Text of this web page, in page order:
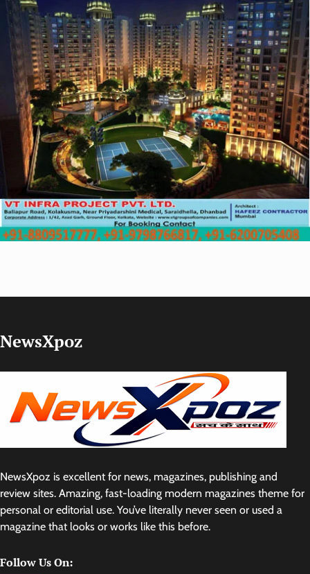
NewsXpoz
NewsXpoz is excellent for news, magazines, publishing and
review sites. Amazing, fast-loading modern magazines theme for
personal or editorial use. You’ve literally never seen or used a
magazine that looks or works like this before.
Follow Us On: